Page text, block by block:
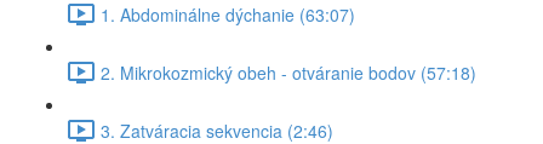
1. Abdominálne dýchanie (63:07)
2. Mikrokozmický obeh - otváranie bodov (57:18)
3. Zatváracia sekvencia (2:46)